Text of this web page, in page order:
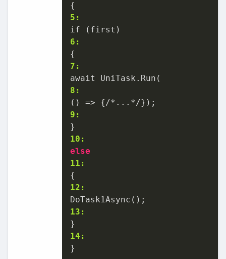
5:
6:
7:
8:
9:
10:
else
11:
12:
13:
14:
}